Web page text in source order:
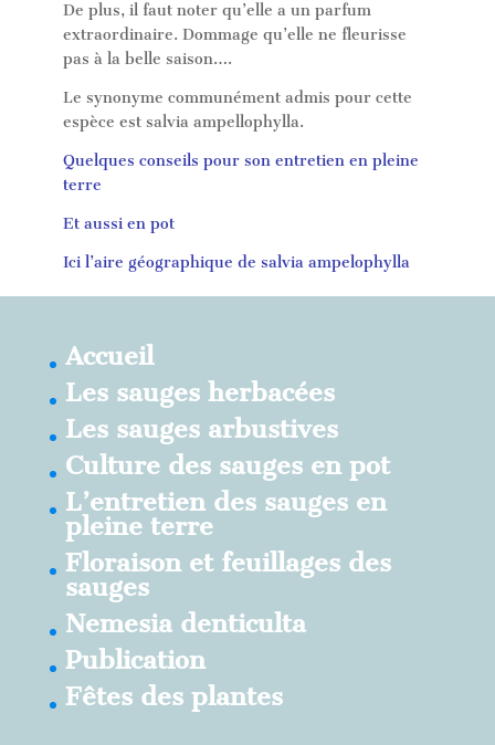
De plus, il faut noter qu’elle a un parfum
extraordinaire. Dommage qu’elle ne fleurisse
pas à la belle saison….
Le synonyme communément admis pour cette
espèce est salvia ampellophylla.
Quelques conseils pour son entretien en pleine
terre
Et aussi en pot
Ici l’aire géographique de salvia ampelophylla
Accueil
Les sauges herbacées
Les sauges arbustives
Culture des sauges en pot
L’entretien des sauges en
pleine terre
Floraison et feuillages des
sauges
Nemesia denticulta
Publication
Fêtes des plantes